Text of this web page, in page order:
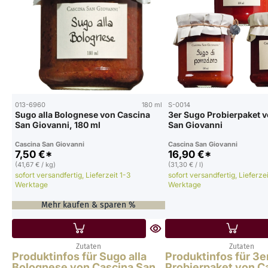
013-6960 180 ml
Sugo alla Bolognese von Cascina
San Giovanni, 180 ml
Cascina San Giovanni
7,50 €*
(41,67 € / kg)
sofort versandfertig, Lieferzeit 1-3
Werktage
Mehr kaufen & sparen %
Zutaten
Produktinfos für Sugo alla
S-0014
3er Sugo Probierpaket
San Giovanni
Cascina San Giovanni
16,90 €*
(31,30 € / l)
sofort versandfertig,
Werktage
Zutaten
Produktinfos für